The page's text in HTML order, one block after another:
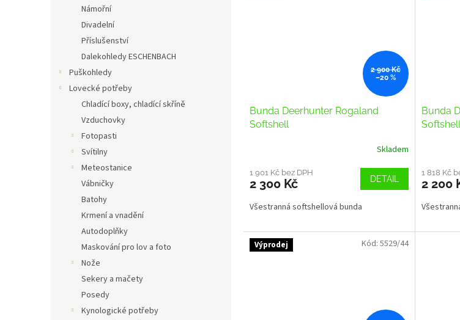
Námořní
Divadelní
Příslušenství
Dalekohledy ESCHENBACH
Puškohledy
Lovecké potřeby
Chladící boxy, chladící skříně
Vzduchovky
Fotopasti
Svítilny
Meteostanice
Vábničky
Batohy
Krmení a vnadění
Autodoplňky
Maskování pro lov a foto
Nože
Sekery a mačety
Posedy
Kynologické potřeby
2 900 Kč
–20 %
Bunda Deerhunter Rogaland
Softshell
Skladem
1 901 Kč bez DPH
2 300 Kč DETAIL
Všestranná softshellová bunda
Bunda
Softshell
1 818 Kč
2 200
Výprodej Kód: 5529/44